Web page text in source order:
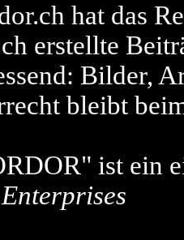
hat das
erstellte
Bilder,
bleibt
ist ein